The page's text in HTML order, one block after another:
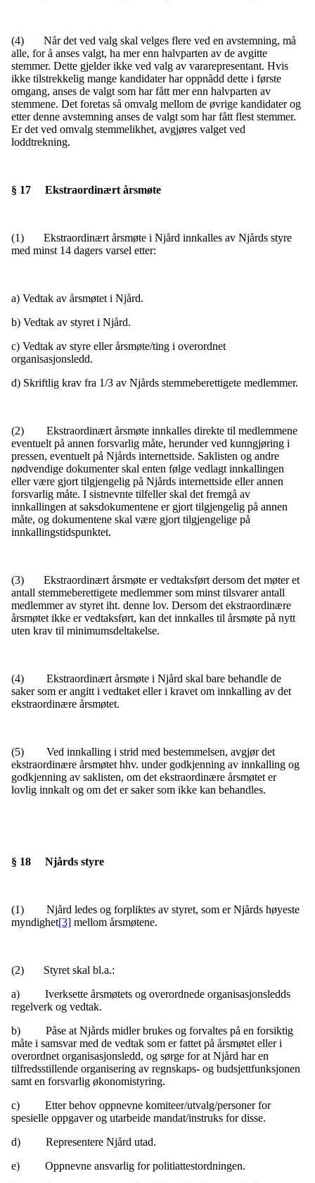
(4) Når det ved valg skal velges flere ved en avstemning, må
alle, for å anses valgt, ha mer enn halvparten av de avgitte
stemmer. Dette gjelder ikke ved valg av vararepresentant. Hvis
ikke tilstrekkelig mange kandidater har oppnådd dette i første
omgang, anses de valgt som har fått mer enn halvparten av
stemmene. Det foretas så omvalg mellom de øvrige kandidater og
etter denne avstemning anses de valgt som har fått flest stemmer.
Er det ved omvalg stemmelikhet, avgjøres valget ved
loddtrekning.
§ 17 Ekstraordinært årsmøte
(1) Ekstraordinært årsmøte i Njård innkalles av Njårds styre
med minst 14 dagers varsel etter:
a) Vedtak av årsmøtet i Njård.
b) Vedtak av styret i Njård.
c) Vedtak av styre eller årsmøte/ting i overordnet
organisasjonsledd.
d) Skriftlig krav fra 1/3 av Njårds stemmeberettigete medlemmer.
(2) Ekstraordinært årsmøte innkalles direkte til medlemmene
eventuelt på annen forsvarlig måte, herunder ved kunngjøring i
pressen, eventuelt på Njårds internettside. Saklisten og andre
nødvendige dokumenter skal enten følge vedlagt innkallingen
eller være gjort tilgjengelig på Njårds internettside eller annen
forsvarlig måte. I sistnevnte tilfeller skal det fremgå av
innkallingen at saksdokumentene er gjort tilgjengelig på annen
måte, og dokumentene skal være gjort tilgjengelige på
innkallingstidspunktet.
(3) Ekstraordinært årsmøte er vedtaksført dersom det møter et
antall stemmeberettigete medlemmer som minst tilsvarer antall
medlemmer av styret iht. denne lov. Dersom det ekstraordinære
årsmøtet ikke er vedtaksført, kan det innkalles til årsmøte på nytt
uten krav til minimumsdeltakelse.
(4) Ekstraordinært årsmøte i Njård skal bare behandle de
saker som er angitt i vedtaket eller i kravet om innkalling av det
ekstraordinære årsmøtet.
(5) Ved innkalling i strid med bestemmelsen, avgjør det
ekstraordinære årsmøtet hhv. under godkjenning av innkalling og
godkjenning av saklisten, om det ekstraordinære årsmøtet er
lovlig innkalt og om det er saker som ikke kan behandles.
§ 18 Njårds styre
(1) Njård ledes og forpliktes av styret, som er Njårds høyeste
myndighet[3] mellom årsmøtene.
(2) Styret skal bl.a.:
a) Iverksette årsmøtets og overordnede organisasjonsledds
regelverk og vedtak.
b) Påse at Njårds midler brukes og forvaltes på en forsiktig
måte i samsvar med de vedtak som er fattet på årsmøtet eller i
overordnet organisasjonsledd, og sørge for at Njård har en
tilfredsstillende organisering av regnskaps- og budsjettfunksjonen
samt en forsvarlig økonomistyring.
c) Etter behov oppnevne komiteer/utvalg/personer for
spesielle oppgaver og utarbeide mandat/instruks for disse.
d) Representere Njård utad.
e) Oppnevne ansvarlig for politiattestordningen.